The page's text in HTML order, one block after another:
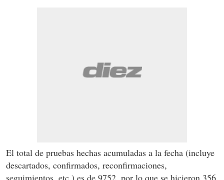
El total de pruebas hechas acumuladas a la fecha (incluye
descartados, confirmados, reconfirmaciones,